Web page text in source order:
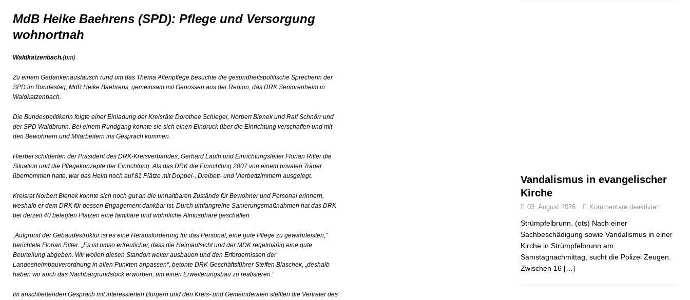
MdB Heike Baehrens (SPD): Pflege und Versorgung
wohnortnah
Waldkatzenbach.(pm)
Zu einem Gedankenaustausch rund um das Thema Altenpflege besuchte die gesundheitspolitische Sprecherin der
SPD im Bundestag, MdB Heike Baehrens, gemeinsam mit Genossen aus der Region, das DRK Seniorenheim in
Waldkatzenbach.
Die Bundespolitikerin folgte einer Einladung der Kreisräte Dorothee Schlegel, Norbert Bienek und Ralf Schnörr und
der SPD Waldbrunn. Bei einem Rundgang konnte sie sich einen Eindruck über die Einrichtung verschaffen und mit
den Bewohnern und Mitarbeitern ins Gespräch kommen.
Hierbei schilderten der Präsident des DRK-Kreisverbandes, Gerhard Lauth und Einrichtungsleiter Florian Ritter die
Situation und die Pflegekonzepte der Einrichtung. Als das DRK die Einrichtung 2007 von einem privaten Träger
übernommen hatte, war das Heim noch auf 81 Plätze mit Doppel-, Dreibett- und Vierbettzimmern ausgelegt.
Kreisrat Norbert Bienek konnte sich noch gut an die unhaltbaren Zustände für Bewohner und Personal erinnern,
weshalb er dem DRK für dessen Engagement dankbar ist. Durch umfangreihe Sanierungsmaßnahmen hat das DRK
bei derzeit 40 belegten Plätzen eine familiäre und wohnliche Atmosphäre geschaffen.
„Aufgrund der Gebäudestruktur ist es eine Herausforderung für das Personal, eine gute Pflege zu gewährleisten,“
berichtete Florian Ritter. „Es ist umso erfreulicher, dass die Heimaufsicht und der MDK regelmäßig eine gute
Beurteilung abgeben. Wir wollen diesen Standort weiter ausbauen und den Erfordernissen der
Landesheimbauverordnung in allen Punkten anpassen“, betonte DRK Geschäftsführer Steffen Blaschek, „deshalb
haben wir auch das Nachbargrundstück erworben, um einen Erweiterungsbau zu realisieren.“
Im anschließenden Gespräch mit interessierten Bürgern und den Kreis- und Gemeinderäten stellten die Vertreter des
Vandalismus in evangelischer
Kirche
03. August 2026 Kommentare deaktiviert
Strümpfelbrunn. (ots) Nach einer
Sachbeschädigung sowie Vandalismus in einer
Kirche in Strümpfelbrunn am
Samstagnachmittag, sucht die Polizei Zeugen.
Zwischen 16 […]